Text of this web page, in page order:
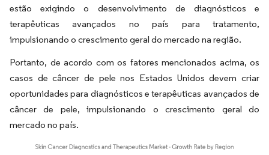
estão exigindo o desenvolvimento de diagnósticos e
terapêuticas avançados no país para tratamento,
impulsionando o crescimento geral do mercado na região.
Portanto, de acordo com os fatores mencionados acima, os
casos de câncer de pele nos Estados Unidos devem criar
oportunidades para diagnósticos e terapêuticas avançados de
câncer de pele, impulsionando o crescimento geral do
mercado no país.